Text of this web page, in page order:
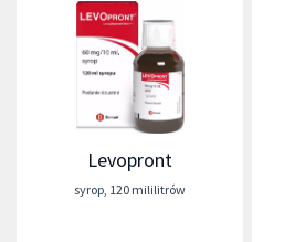
Levopront
syrop, 120 mililitrów